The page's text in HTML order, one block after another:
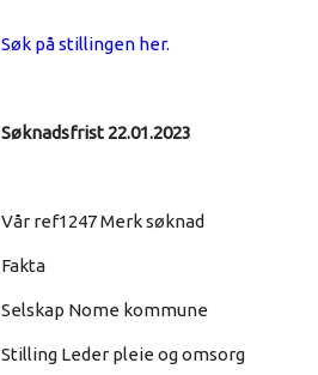
Søk på stillingen her.
Søknadsfrist 22.01.2023
Vår ref1247 Merk søknad
Fakta
Selskap Nome kommune
Stilling Leder pleie og omsorg